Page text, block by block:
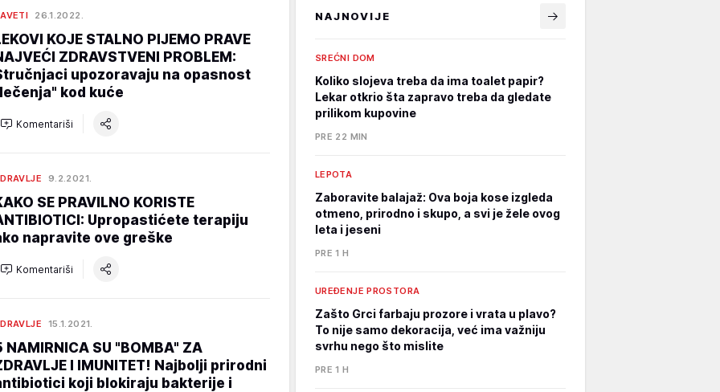
26.1.2022.
KOJE STALNO PIJEMO PRAVE
ZDRAVSTVENI PROBLEM:
upozoravaju na opasnost
kod kuće
Komentariši
9.2.2021.
SE PRAVILNO KORISTE
Upropastićete terapiju
napravite ove greške
Komentariši
15.1.2021.
NAMIRNICA SU "BOMBA" ZA
I IMUNITET! Najbolji prirodni
koji blokiraju bakterije i
NAJNOVIJE
SREĆNI DOM
Koliko slojeva treba da ima toalet papir?
Lekar otkrio šta zapravo treba da gledate
prilikom kupovine
PRE 22 MIN
LEPOTA
Zaboravite balajaž: Ova boja kose izgleda
otmeno, prirodno i skupo, a svi je žele ovog
leta i jeseni
PRE 1 H
UREĐENJE PROSTORA
Zašto Grci farbaju prozore i vrata u plavo?
To nije samo dekoracija, već ima važniju
svrhu nego što mislite
PRE 1 H